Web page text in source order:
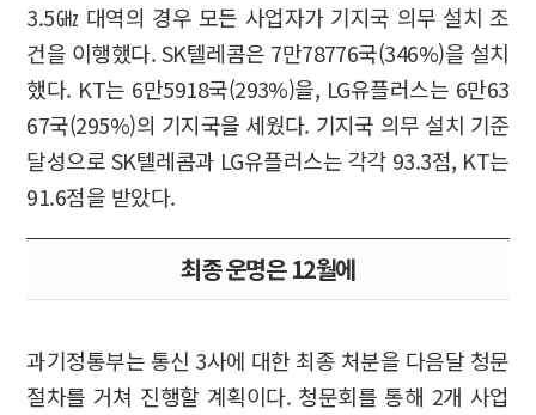
3.5㎓ 대역의 경우 모든 사업자가 기지국 의무 설치 조
건을 이행했다. SK텔레콤은 7만78776국(346%)을 설치
했다. KT는 6만5918국(293%)을, LG유플러스는 6만63
67국(295%)의 기지국을 세웠다. 기지국 의무 설치 기준
달성으로 SK텔레콤과 LG유플러스는 각각 93.3점, KT는
91.6점을 받았다.
최종 운명은 12월에
과기정통부는 통신 3사에 대한 최종 처분을 다음달 청문
절차를 거쳐 진행할 계획이다. 청문회를 통해 2개 사업